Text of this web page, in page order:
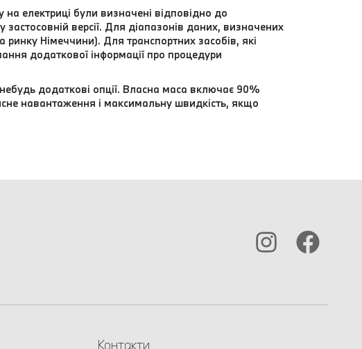
електриці були визначені відповідно до
версії. Для діапазонів даних, визначених
Німеччини). Для транспортних засобів, які
додаткової інформації про процедури
додаткові опції. Власна маса включає 90%
навантаження і максимальну швидкість, якщо
Контакти